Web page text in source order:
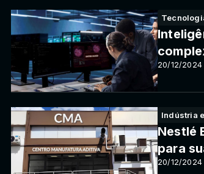
20/12/2024
Indústria
20/12/2024
Nestlé
para